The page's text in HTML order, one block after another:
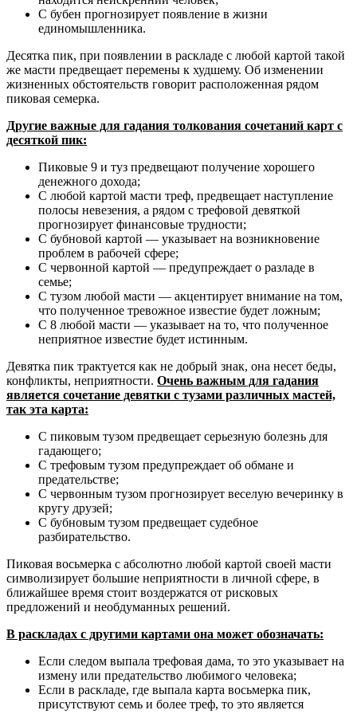
С бубен прогнозирует появление в жизни
единомышленника.
Десятка пик, при появлении в раскладе с любой картой такой
же масти предвещает перемены к худшему. Об изменении
жизненных обстоятельств говорит расположенная рядом
пиковая семерка.
Другие важные для гадания толкования сочетаний карт с
десяткой пик:
Пиковые 9 и туз предвещают получение хорошего
денежного дохода;
С любой картой масти треф, предвещает наступление
полосы невезения, а рядом с трефовой девяткой
прогнозирует финансовые трудности;
С бубновой картой — указывает на возникновение
проблем в рабочей сфере;
С червонной картой — предупреждает о разладе в
семье;
С тузом любой масти — акцентирует внимание на том,
что полученное тревожное известие будет ложным;
С 8 любой масти — указывает на то, что полученное
неприятное известие будет истинным.
Девятка пик трактуется как не добрый знак, она несет беды,
конфликты, неприятности. Очень важным для гадания
является сочетание девятки с тузами различных мастей,
так эта карта:
С пиковым тузом предвещает серьезную болезнь для
гадающего;
С трефовым тузом предупреждает об обмане и
предательстве;
С червонным тузом прогнозирует веселую вечеринку в
кругу друзей;
С бубновым тузом предвещает судебное
разбирательство.
Пиковая восьмерка с абсолютно любой картой своей масти
символизирует большие неприятности в личной сфере, в
ближайшее время стоит воздержатся от рисковых
предложений и необдуманных решений.
В раскладах с другими картами она может обозначать:
Если следом выпала трефовая дама, то это указывает на
измену или предательство любимого человека;
Если в раскладе, где выпала карта восьмерка пик,
присутствуют семь и более треф, то это является